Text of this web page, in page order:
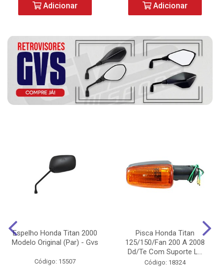
Adicionar Adicionar
Espelho Honda Titan 2000
Modelo Original (Par) - Gvs
Código: 15507
Pisca Honda Titan
125/150/Fan 200 A 2008
Dd/Te Com Suporte L...
Código: 18324